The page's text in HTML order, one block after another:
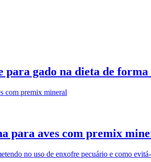
para gado na dieta de forma
para aves com premix